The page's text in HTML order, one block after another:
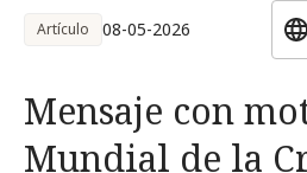
Artículo 08-05-2026
Mensaje con
Mundial de la